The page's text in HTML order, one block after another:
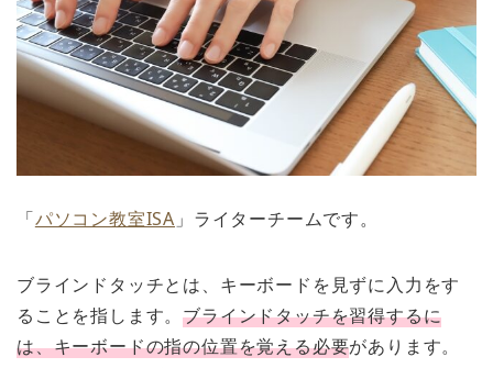
「パソコン教室ISA 」ライターチームです。
ブラインドタッチとは、キーボードを見ずに入力をす
ることを指します。ブラインドタッチを習得するに
は、キーボードの指の位置を覚える必要があります。